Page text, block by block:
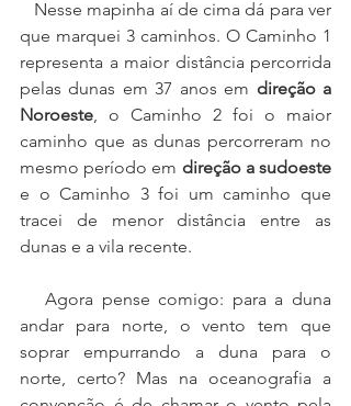
que marquei 3 caminhos. O Caminho 1
representa a maior distância percorrida
pelas dunas em 37 anos em direção a
Noroeste, o Caminho 2 foi o maior
caminho que as dunas percorreram no
mesmo período em direção a sudoeste
e o Caminho 3 foi um caminho que
tracei de menor distância entre as
dunas e a vila recente.
andar para norte, o vento tem que
soprar empurrando a duna para o
norte, certo? Mas na oceanografia a